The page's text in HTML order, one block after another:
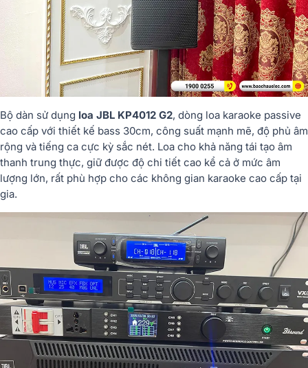
Bộ dàn sử dụng loa JBL KP4012 G2, dòng loa karaoke passive
cao cấp với thiết kế bass 30cm, công suất mạnh mẽ, độ phủ âm
rộng và tiếng ca cực kỳ sắc nét. Loa cho khả năng tái tạo âm
thanh trung thực, giữ được độ chi tiết cao kể cả ở mức âm
lượng lớn, rất phù hợp cho các không gian karaoke cao cấp tại
gia.